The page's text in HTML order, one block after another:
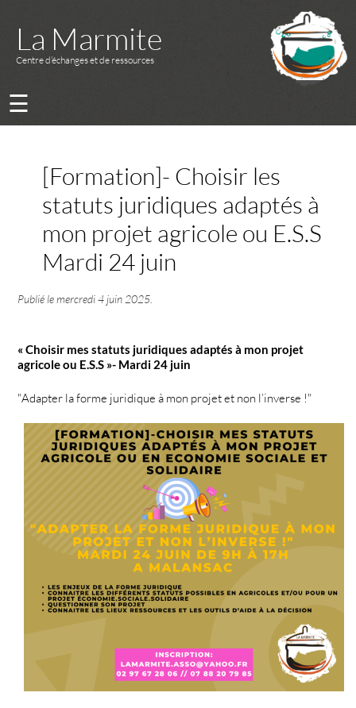
La Marmite
Centre d’échanges et de ressources
☰
[Formation]- Choisir les
statuts juridiques adaptés à
mon projet agricole ou E.S.S
Mardi 24 juin
Publié lemercredi 4 juin 2025
« Choisir mes statuts juridiques adaptés à mon projet
agricole ou E.S.S »- Mardi 24 juin
"Adapter la forme juridique à mon projet et non l’inverse !"